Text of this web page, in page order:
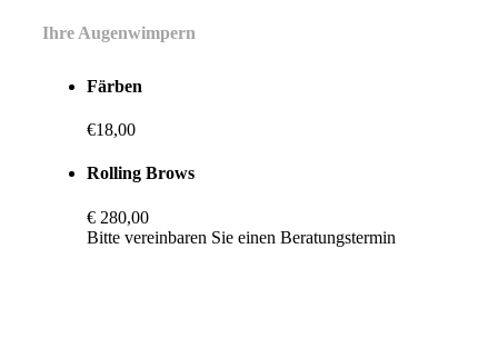
Ihre Augenwimpern
Färben
€18,00
Rolling Brows
€ 280,00
Bitte vereinbaren Sie einen Beratungstermin